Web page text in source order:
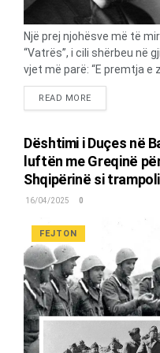
Një prej njohësve më të
“Vatrës”, i cili shërbeu në
vjet më parë: “E premtja e
ndarë keq: me dy ‘Vatra’
prej ushtrisë italiane dhe
dhe me një ‘Diell’. Aherë
të gjithë Shqiptarëve
më kot. Kuvendi i vitit 1940
të ‘Vatrës’, i cili pas
lajmërua zyrtarisht nga
READ MOREDETAILS
Dështimi i Duçes në
luftën me Greqinë
Shqipërinë si
16/04/2025 0
FEJTON